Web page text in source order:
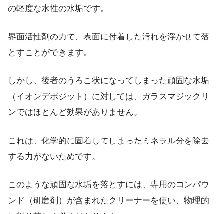
の軽度な水性の水垢です。
界面活性剤の力で、表面に付着した汚れを浮かせて落
とすことができます。
しかし、後者のうろこ状になってしまった頑固な水垢
（イオンデポジット）に対しては、ガラスマジックリ
ンではほとんど効果がありません。
これは、化学的に固着してしまったミネラル分を除去
する力がないためです。
このような頑固な水垢を落とすには、専用のコンパウ
ンド（研磨剤）が含まれたクリーナーを使い、物理的